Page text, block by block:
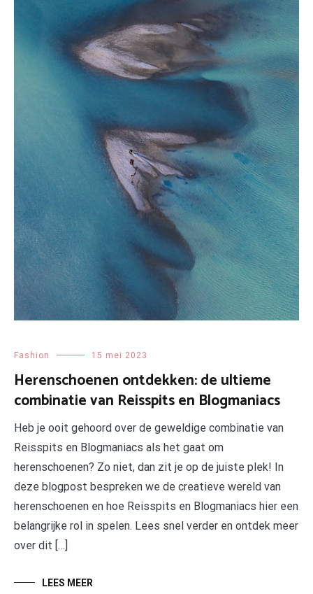
Fashion 15 mei 2023
Herenschoenen ontdekken: de ultieme
combinatie van Reisspits en Blogmaniacs
Heb je ooit gehoord over de geweldige combinatie van
Reisspits en Blogmaniacs als het gaat om
herenschoenen? Zo niet, dan zit je op de juiste plek! In
deze blogpost bespreken we de creatieve wereld van
herenschoenen en hoe Reisspits en Blogmaniacs hier een
belangrijke rol in spelen. Lees snel verder en ontdek meer
over dit […]
LEES MEER